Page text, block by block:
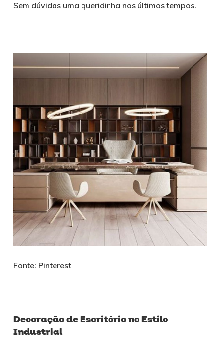
Sem dúvidas uma queridinha nos últimos tempos.
Fonte: Pinterest
Decoração de Escritório no Estilo
Industrial